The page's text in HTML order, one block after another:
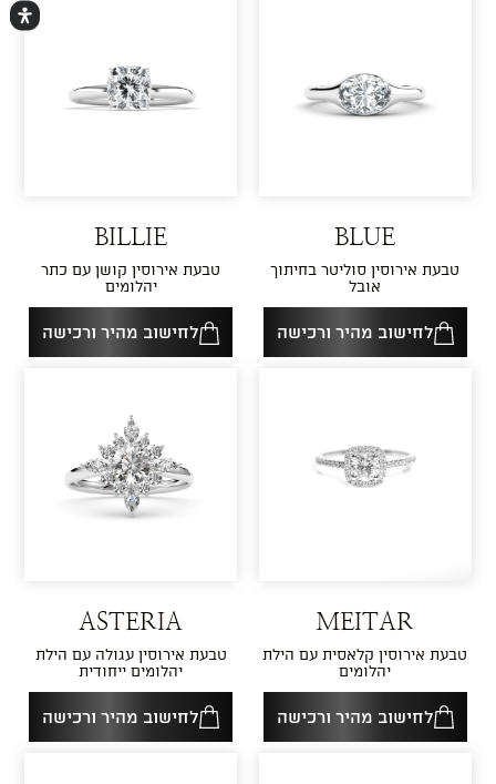
BLUE
טבעת אירוסין סוליטר בחיתוך
אובל
לחישוב מהיר ורכישה
BILLIE
טבעת אירוסין קושן עם כתר
יהלומים
לחישוב מהיר ורכישה
MEITAR
טבעת אירוסין קלאסית עם הילת
יהלומים
לחישוב מהיר ורכישה
ASTERIA
טבעת אירוסין עגולה עם הילת
יהלומים ייחודית
לחישוב מהיר ורכישה